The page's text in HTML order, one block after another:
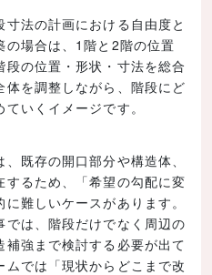
法の計画における自由度と
の場合は、1階と2階の位置
の位置・形状・寸法を総合
を調整しながら、階段にど
いくイメージです。
既存の開口部分や構造体、
るため、「希望の勾配に変
難しいケースがあります。
は、階段だけでなく周辺の
強まで検討する必要が出て
では「現状からどこまで改